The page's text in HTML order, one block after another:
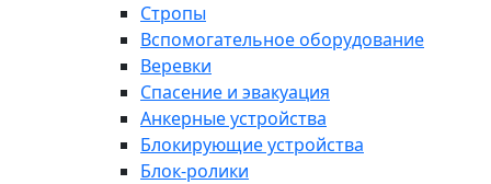
Стропы
Вспомогательное оборудование
Веревки
Спасение и эвакуация
Анкерные устройства
Блокирующие устройства
Блок-ролики